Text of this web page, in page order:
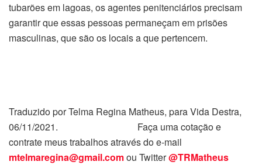
tubarões em lagoas, os agentes penitenciários precisam
garantir que essas pessoas permaneçam em prisões
masculinas, que são os locais a que pertencem.
Traduzido por Telma Regina Matheus, para Vida Destra,
06/11/2021. Faça uma cotação e
contrate meus trabalhos através do e-mail
mtelmaregina@gmail.comou Twitter@TRMatheus